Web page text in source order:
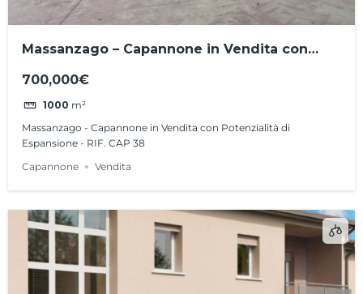
Massanzago – Capannone in Vendita con
700,000€
1000 m²
Massanzago - Capannone in Vendita con Potenzialità di
Espansione - RIF. CAP 38
Capannone
Vendita